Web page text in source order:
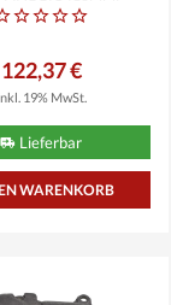
122,37 €
19% MwSt.
Lieferbar